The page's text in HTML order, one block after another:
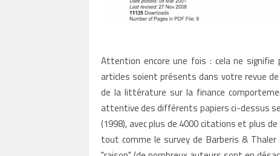
Attention encore une fois : cela ne
articles soient présents dans votre revue
de la littérature sur la finance
attentive des différents papiers ci-dessus
(1998), avec plus de 4000 citations et plus
tout comme le survey de Barberis &